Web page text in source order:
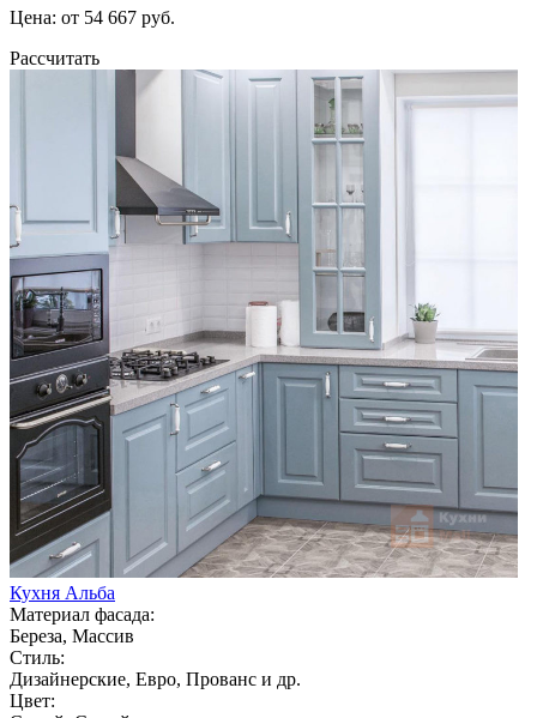
Цена: от 54 667 руб.
Рассчитать
Кухня Альба
Материал фасада:
Береза, Массив
Стиль:
Дизайнерские, Евро, Прованс и др.
Цвет: